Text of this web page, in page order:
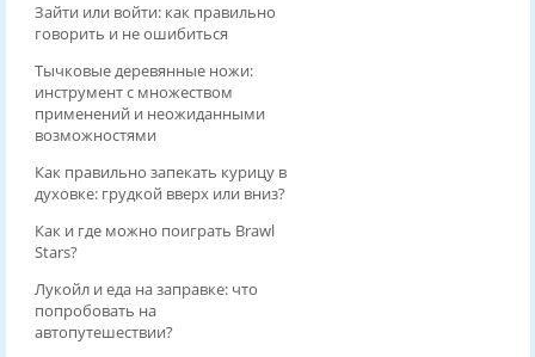
Зайти или войти: как правильно
говорить и не ошибиться
Тычковые деревянные ножи:
инструмент с множеством
применений и неожиданными
возможностями
Как правильно запекать курицу в
духовке: грудкой вверх или вниз?
Как и где можно поиграть Brawl
Stars?
Лукойл и еда на заправке: что
попробовать на
автопутешествии?